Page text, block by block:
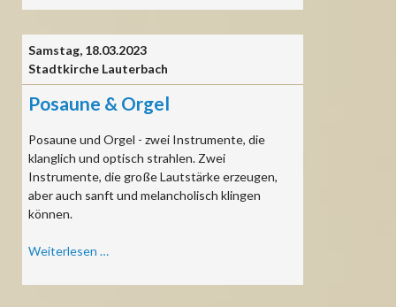
Orgel
Samstag, 18.03.2023
Stadtkirche Lauterbach
Posaune & Orgel
Posaune und Orgel - zwei Instrumente, die
klanglich und optisch strahlen. Zwei
Instrumente, die große Lautstärke erzeugen,
aber auch sanft und melancholisch klingen
können.
Weiterlesen …
Orgel